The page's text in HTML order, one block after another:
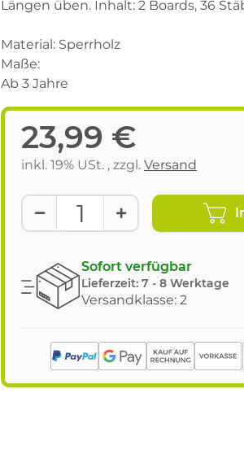
Längen üben. Inhalt: 2 Boards, 36
Material: Sperrholz
Maße:
Ab 3 Jahre
23,99 €
inkl. 19% USt. , zzgl. Versand
Sofort verfügbar
Lieferzeit: 7 - 8 Werktage
Versandklasse: 2